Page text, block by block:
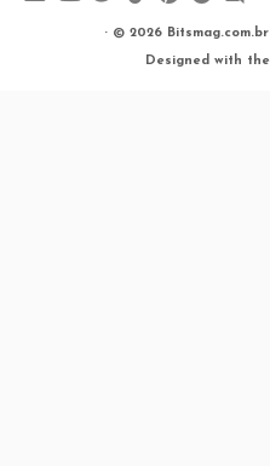
· © 2026 Bitsmag.com.br
Designed with the